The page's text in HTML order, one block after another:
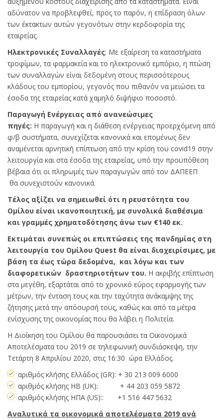
αδύνατον να προβλεφθεί, προς το παρόν, η επίδραση όλων
των έκτακτων αυτών γεγονότων στην κερδοφορία της
εταιρείας.
Ηλεκτρονικές Συναλλαγές: Με εξαίρεση τα καταστήματα
τροφίμων, τα φαρμακεία και το ηλεκτρονικό εμπόριο, η πτώση
των συναλλαγών είναι δεδομένη στους περισσότερους
κλάδους του εμπορίου, γεγονός που πιθανόν να μειώσει τα
έσοδα της εταιρείας κατά χαμηλό διψήφιο ποσοστό.
Παραγωγή Ενέργειας από ανανεώσιμες
πηγές: H παραγωγή και η διάθεση ενέργειας προερχόμενη από
φ/β συστήματα, συνεχίζεται κανονικά και επομένως δεν
αναμένεται αρνητική επίπτωση από την κρίση του covid19 στην
λειτουργία και στα έσοδα της εταιρείας, υπό την προϋπόθεση
βέβαια ότι οι πληρωμές των παραγωγών από τον ΔΑΠΕΕΠ
θα συνεχιστούν κανονικά.
Τέλος αξίζει να σημειωθεί ότι η ρευστότητα του
Ομίλου είναι ικανοποιητική, με συνολικά διαθέσιμα
και γραμμές χρηματοδότησης άνω των €140 εκ.
Εκτιμάται συνεπώς οι επιπτώσεις της πανδημίας στη
λειτουργία του Ομίλου Quest θα είναι διαχειρίσιμες, με
βάση τα έως τώρα δεδομένα, και λόγω και των
διαφορετικών δραστηριοτήτων του. Η ακριβής επίπτωση
στα μεγέθη, εξαρτάται από το χρονικό εύρος εφαρμογής των
μέτρων, την ένταση τους και την ταχύτητα ανάκαμψης της
ζήτησης μετά την απόσυρσή τους, καθώς και από τα μέτρα
ενίσχυσης της οικονομίας που θα λάβει η Πολιτεία.
Η Διοίκηση του Ομίλου θα παρουσιάσει τα Οικονομικά
Αποτελέσματα του 2019 σε τηλεφωνική συνδιάσκεψη, την
Τετάρτη 8 Απριλίου 2020, στις 16:30 ώρα Ελλάδος.
αριθμός κλήσης Ελλάδος (GR): + 30 213 009 6000
αριθμός κλήσης HB (UK): + 44 203 059 5872
αριθμός κλήσης ΗΠΑ (US):: +1 516 447 5632
Αναλυτικά τα οικονομικά αποτελέσματα 2019 ανά